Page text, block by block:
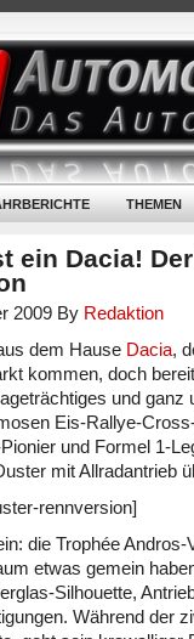
THEMEN
ein Dacia!
2009 By Redaktion
dem Hause Dacia,
kommen, doch
und
Eis-Rallye-
und Formel 1-
mit Allradantrieb
rennversion]
die Trophée
etwas gemein
Silhouette,
Während der